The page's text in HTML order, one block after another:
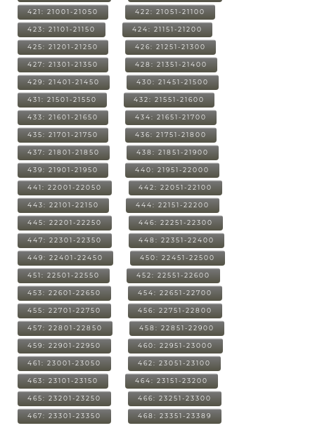
421: 21001-21050 422: 21051-21100
423: 21101-21150 424: 21151-21200
425: 21201-21250 426: 21251-21300
427: 21301-21350 428: 21351-21400
429: 21401-21450 430: 21451-21500
431: 21501-21550 432: 21551-21600
433: 21601-21650 434: 21651-21700
435: 21701-21750 436: 21751-21800
437: 21801-21850 438: 21851-21900
439: 21901-21950 440: 21951-22000
441: 22001-22050 442: 22051-22100
443: 22101-22150 444: 22151-22200
445: 22201-22250 446: 22251-22300
447: 22301-22350 448: 22351-22400
449: 22401-22450 450: 22451-22500
451: 22501-22550 452: 22551-22600
453: 22601-22650 454: 22651-22700
455: 22701-22750 456: 22751-22800
457: 22801-22850 458: 22851-22900
459: 22901-22950 460: 22951-23000
461: 23001-23050 462: 23051-23100
463: 23101-23150 464: 23151-23200
465: 23201-23250 466: 23251-23300
467: 23301-23350 468: 23351-23389